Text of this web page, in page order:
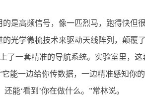
是高频信号，像一匹烈马，跑得快但
光学微梳技术来驱动天线阵列，颠覆
了一套精准的导航系统。实验室里，
能一边给你传数据，一边精准感知你
能‘看到’你在做什么。”常林说。